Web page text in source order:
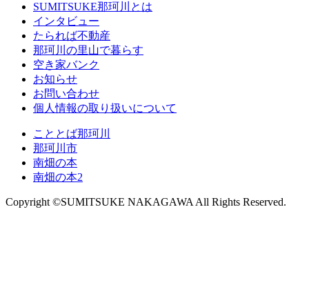
SUMITSUKE那珂川とは
インタビュー
たられば不動産
那珂川の里山で暮らす
空き家バンク
お知らせ
お問い合わせ
個人情報の取り扱いについて
こととば那珂川
那珂川市
南畑の本
南畑の本2
Copyright ©SUMITSUKE NAKAGAWA All Rights Reserved.